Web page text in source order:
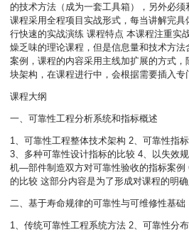
的技术方法（成为一套工具箱），另外必
课程采用全程项目实战形式，每当讲解完
行快速的实战演练 课程特点 本课程注重实
燥乏味的理论课程，但是信息量和技术方
案例，课程的内容采用主线加扩展的方式
块架构，在课程进行中，会根据需要插入专
课程大纲
一、可靠性工程分析系统和指标概述
1、可靠性工程整体技术架构 2、可靠性指
3、多种可靠性设计指标的比较 4、以失效
机—部件制造双方对可靠性验收的指标案例
的比较 这部分内容是为了形成对课程的明确
二、基于寿命规律的可靠性与可维修性基础
1、传统可靠性工程系统方法 2、可靠性分